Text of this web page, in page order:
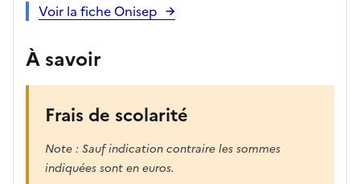
Voir la fiche Onisep
À savoir
Frais de scolarité
Note : Sauf indication contraire les sommes
indiquées sont en euros.